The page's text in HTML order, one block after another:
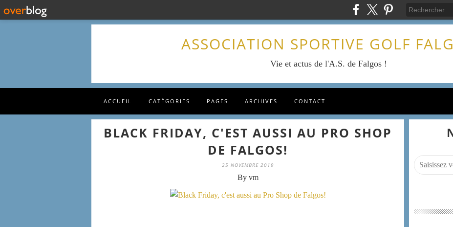
ASSOCIATION SPORTIVE GOLF
Vie et actus de l'A.S. de Falgos !
ACCUEIL CATÉGORIES PAGES ARCHIVES CONTACT
BLACK FRIDAY, C'EST AUSSI AU PRO SHOP
DE FALGOS!
25 NOVEMBRE 2019
By vm